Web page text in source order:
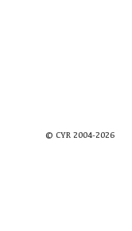
© CYR 2004-2026